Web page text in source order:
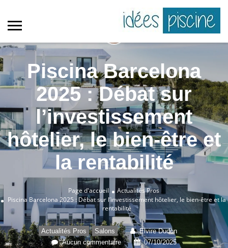
Piscina Barcelona
2025 : Débat sur
l’investissement
hôtelier, le bien-être et
la rentabilité
Page d'accueil
Actualités Pros
Piscina Barcelona 2025 : Débat sur l’investissement hôtelier, le bien-être et la
rentabilité
Actualités Pros , Salons
Elvire Dudon
Aucun commentaire
07/10/2025